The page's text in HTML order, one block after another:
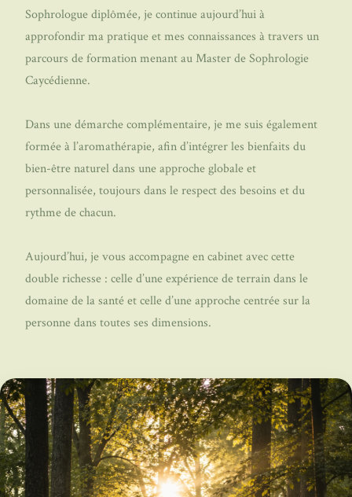
Sophrologue diplômée, je continue aujourd’hui à
approfondir ma pratique et mes connaissances à travers un
parcours de formation menant au Master de Sophrologie
Caycédienne.
Dans une démarche complémentaire, je me suis également
formée à l’aromathérapie, afin d’intégrer les bienfaits du
bien-être naturel dans une approche globale et
personnalisée, toujours dans le respect des besoins et du
rythme de chacun.
Aujourd’hui, je vous accompagne en cabinet avec cette
double richesse : celle d’une expérience de terrain dans le
domaine de la santé et celle d’une approche centrée sur la
personne dans toutes ses dimensions.